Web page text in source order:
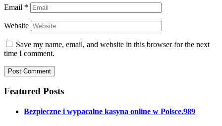
Email *
Website
Save my name, email, and website in this browser for the next
time I comment.
Featured Posts
Bezpieczne i wypacalne kasyna online w Polsce.989